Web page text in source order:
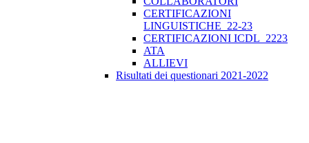
CERTIFICAZIONI
LINGUISTICHE_22-23
CERTIFICAZIONI ICDL_2223
ATA
ALLIEVI
Risultati dei questionari 2021-2022